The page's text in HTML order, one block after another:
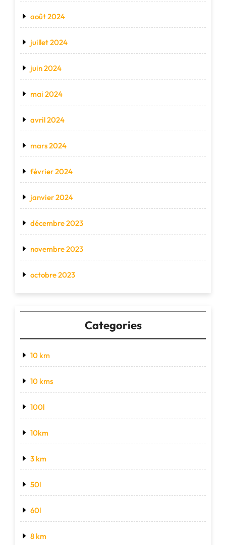
août 2024
juillet 2024
juin 2024
mai 2024
avril 2024
mars 2024
février 2024
janvier 2024
décembre 2023
novembre 2023
octobre 2023
Categories
10 km
10 kms
100l
10km
3 km
50l
60l
8 km